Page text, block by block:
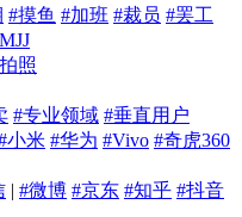
#摸鱼 #加班 #裁员 #罢工
照
#专业领域 #垂直用户
小米 #华为 #Vivo #奇虎360
| #微博 #京东 #知乎 #抖音